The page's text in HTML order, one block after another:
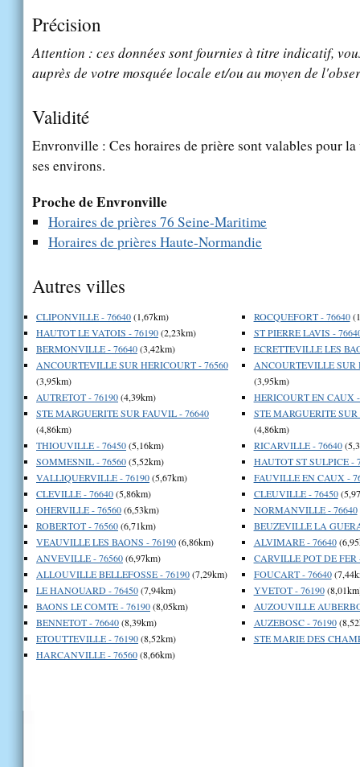
Précision
Attention : ces données sont fournies à titre indicatif,
auprès de votre mosquée locale et/ou au moyen de
Validité
Envronville : Ces horaires de prière sont valables pour
ses environs.
Proche de Envronville
Horaires de prières 76 Seine-Maritime
Horaires de prières Haute-Normandie
Autres villes
CLIPONVILLE - 76640(1,67km)
HAUTOT LE VATOIS - 76190(2,23km)
BERMONVILLE - 76640(3,42km)
ANCOURTEVILLE SUR HERICOURT - 76560
(3,95km)
AUTRETOT - 76190(4,39km)
STE MARGUERITE SUR FAUVIL - 76640
(4,86km)
THIOUVILLE - 76450(5,16km)
SOMMESNIL - 76560(5,52km)
VALLIQUERVILLE - 76190(5,67km)
CLEVILLE - 76640(5,86km)
OHERVILLE - 76560(6,53km)
ROBERTOT - 76560(6,71km)
VEAUVILLE LES BAONS - 76190(6,86km)
ANVEVILLE - 76560(6,97km)
ALLOUVILLE BELLEFOSSE - 76190(7,29km)
LE HANOUARD - 76450(7,94km)
BAONS LE COMTE - 76190(8,05km)
BENNETOT - 76640(8,39km)
ETOUTTEVILLE - 76190(8,52km)
HARCANVILLE - 76560(8,66km)
ROCQUEFORT - 76640
ST PIERRE LAVIS -
ECRETTEVILLE LES
ANCOURTEVILLE SUR
(3,95km)
HERICOURT EN CAUX
STE MARGUERITE
(4,86km)
RICARVILLE - 76640
HAUTOT ST SULPICE -
FAUVILLE EN CAUX -
CLEUVILLE - 76450
NORMANVILLE - 76640
BEUZEVILLE LA
ALVIMARE - 76640
CARVILLE POT DE FER
FOUCART - 76640
YVETOT - 76190
AUZOUVILLE
AUZEBOSC - 76190
STE MARIE DES